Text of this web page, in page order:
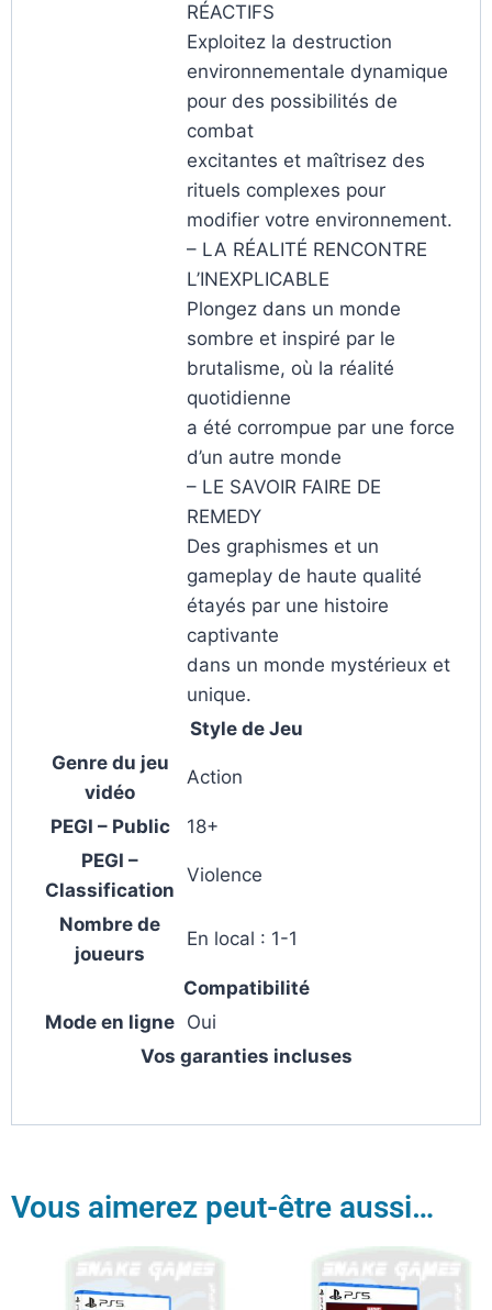
RÉACTIFS
Exploitez la destruction
environnementale dynamique
pour des possibilités de
combat
excitantes et maîtrisez des
rituels complexes pour
modifier votre environnement.
– LA RÉALITÉ RENCONTRE
L’INEXPLICABLE
Plongez dans un monde
sombre et inspiré par le
brutalisme, où la réalité
quotidienne
a été corrompue par une force
d’un autre monde
– LE SAVOIR FAIRE DE
REMEDY
Des graphismes et un
gameplay de haute qualité
étayés par une histoire
captivante
dans un monde mystérieux et
unique.
Style de Jeu
Genre du jeu
vidéo
Action
PEGI – Public
18+
PEGI –
Classification
Violence
Nombre de
joueurs
En local : 1-1
Compatibilité
Mode en ligne Oui
Vos garanties incluses
Vous aimerez peut-être aussi…